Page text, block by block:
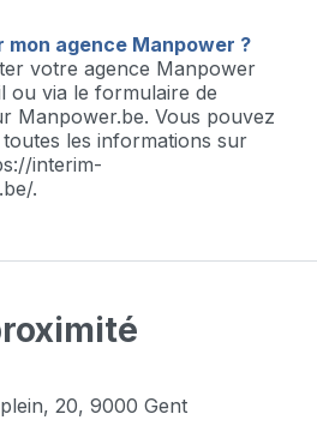
agence Manpower ?
votre agence Manpower
ou via le formulaire de
Manpower.be. Vous pouvez
les informations sur
interim-
.
20, 9000 Gent